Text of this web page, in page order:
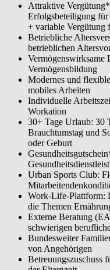
Attraktive
Erfolgsbeteiligung für
+ variable Vergütung
Betriebliche
betrieblichen
Vermögenswirksame
Vermögensbildung
Modernes und
mobiles Arbeiten
Individuelle
Workation
30+ Tage Urlaub: 30
Brauchtumstag und
oder Geburt
Urban Sports Club:
Work-Life-Plattform:
die Themen
Externe Beratung
schwierigen
Bundesweiter
von Angehörigen
Betreuungszuschuss